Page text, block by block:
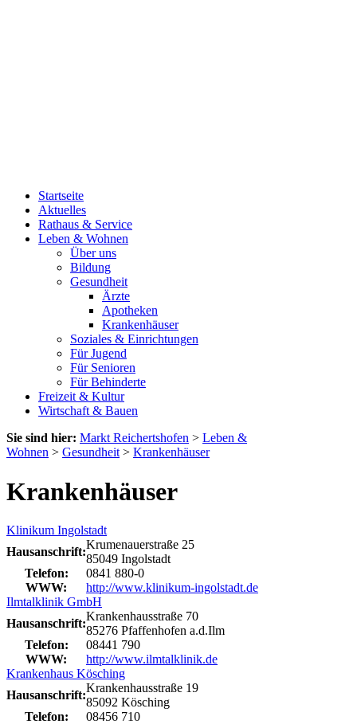
Startseite
Aktuelles
Rathaus & Service
Leben & Wohnen
Über uns
Bildung
Gesundheit
Ärzte
Apotheken
Krankenhäuser
Soziales & Einrichtungen
Für Jugend
Für Senioren
Für Behinderte
Freizeit & Kultur
Wirtschaft & Bauen
Sie sind hier: Markt Reichertshofen > Leben &
Wohnen > Gesundheit > Krankenhäuser
Krankenhäuser
Klinikum Ingolstadt
Hausanschrift:
Krumenauerstraße 25
85049 Ingolstadt
Telefon:
0841 880-0
WWW:
http://www.klinikum-ingolstadt.de
Ilmtalklinik GmbH
Hausanschrift:
Krankenhausstraße 70
85276 Pfaffenhofen a.d.Ilm
Telefon:
08441 790
WWW:
http://www.ilmtalklinik.de
Krankenhaus Kösching
Hausanschrift:
Krankenhausstraße 19
85092 Kösching
Telefon:
08456 710